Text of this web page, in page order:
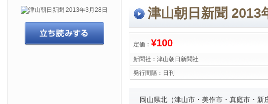
津山朝日新聞 2013
定価： ¥100
新聞社： 津山朝日新聞社
発行間隔： 日刊
岡山県北（津山市・美作市・真庭市・